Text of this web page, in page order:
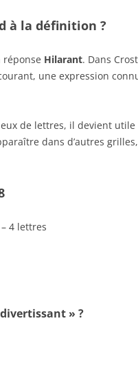
à la définition ?
Hilarant. Dans
une expression
de lettres, il devient
dans d’autres
– 4 lettres
» ?